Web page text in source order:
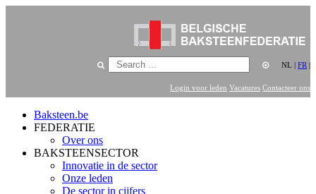
NL | FR |
Login voor leden Vacatures Contacteer ons
Baksteen.be
FEDERATIE
Over ons
BAKSTEENSECTOR
Innovatie in de sector
Onze leden
De sector in cijfers